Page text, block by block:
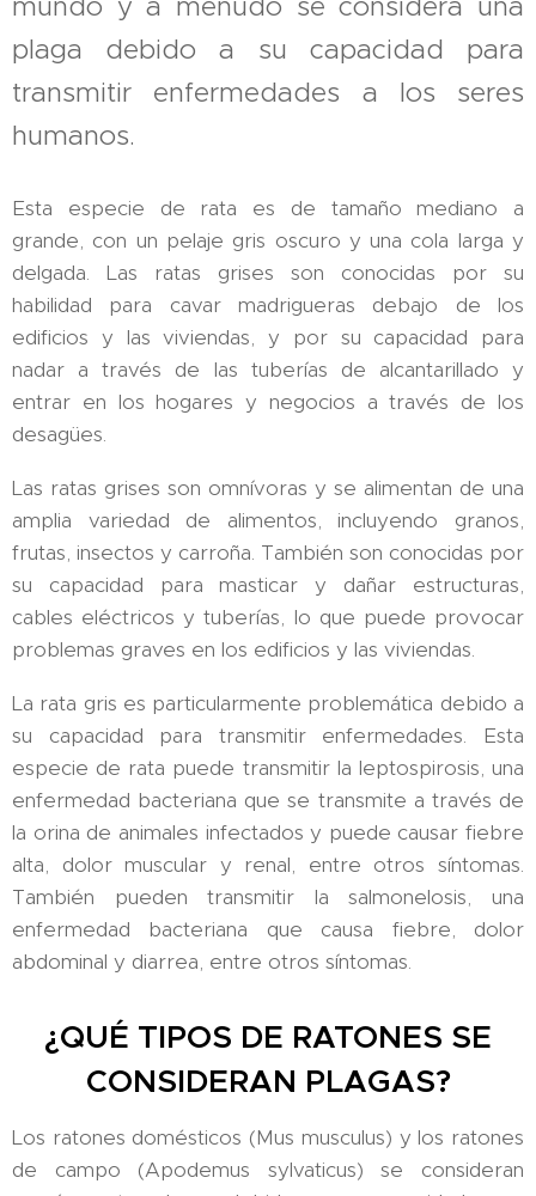
plaga debido a su capacidad para
transmitir enfermedades a los seres
humanos.
Esta especie de rata es de tamaño mediano a
grande, con un pelaje gris oscuro y una cola larga y
delgada. Las ratas grises son conocidas por su
habilidad para cavar madrigueras debajo de los
edificios y las viviendas, y por su capacidad para
nadar a través de las tuberías de alcantarillado y
entrar en los hogares y negocios a través de los
desagües.
Las ratas grises son omnívoras y se alimentan de una
amplia variedad de alimentos, incluyendo granos,
frutas, insectos y carroña. También son conocidas por
su capacidad para masticar y dañar estructuras,
cables eléctricos y tuberías, lo que puede provocar
problemas graves en los edificios y las viviendas.
La rata gris es particularmente problemática debido a
su capacidad para transmitir enfermedades. Esta
especie de rata puede transmitir la leptospirosis, una
enfermedad bacteriana que se transmite a través de
la orina de animales infectados y puede causar fiebre
alta, dolor muscular y renal, entre otros síntomas.
También pueden transmitir la salmonelosis, una
enfermedad bacteriana que causa fiebre, dolor
abdominal y diarrea, entre otros síntomas.
¿QUÉ TIPOS DE RATONES SE
CONSIDERAN PLAGAS?
Los ratones domésticos (Mus musculus) y los ratones
de campo (Apodemus sylvaticus) se consideran